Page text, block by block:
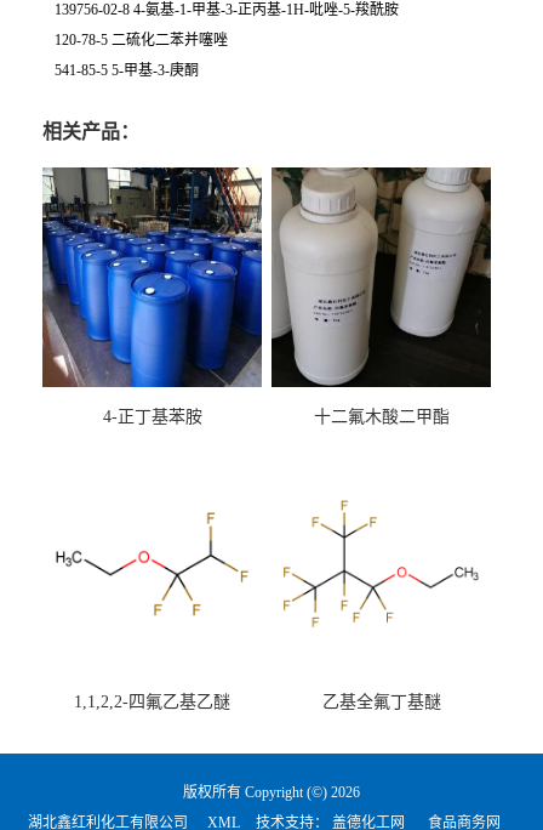
139756-02-8 4-氨基-1-甲基-3-正丙基-1H-吡唑-5-羧酰胺
120-78-5 二硫化二苯并噻唑
541-85-5 5-甲基-3-庚酮
相关产品：
4-正丁基苯胺 十二氟木酸二甲酯
1,1,2,2-四氟乙基乙醚 乙基全氟丁基醚
版权所有 Copyright (©) 2026
湖北鑫红利化工有限公司
XML 技术支持： 盖德化工网 食品商务网